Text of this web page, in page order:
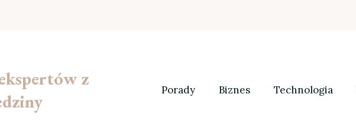
z
Porady Biznes Technologia